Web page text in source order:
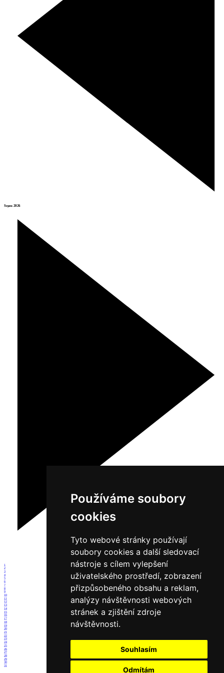
Používáme soubory
cookies
Tyto webové stránky používají
soubory cookies a další sledovací
nástroje s cílem vylepšení
uživatelského prostředí, zobrazení
přizpůsobeného obsahu a reklam,
analýzy návštěvnosti webových
stránek a zjištění zdroje
návštěvnosti.
Souhlasím
Odmítám
Srpen 2026
1
2
3
4
5
6
7
8
9
10
11
12
13
14
15
16
17
18
19
20
21
22
23
24
25
26
27
28
29
30
31